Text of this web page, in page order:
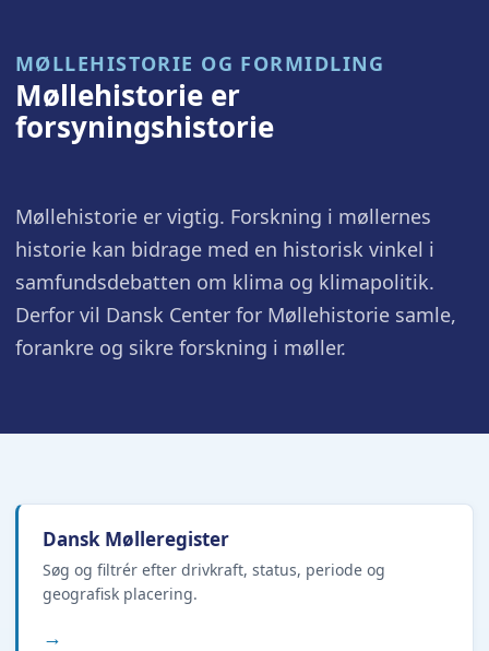
MØLLEHISTORIE OG FORMIDLING
Møllehistorie er
forsyningshistorie
Møllehistorie er vigtig. Forskning i møllernes
historie kan bidrage med en historisk vinkel i
samfundsdebatten om klima og klimapolitik.
Derfor vil Dansk Center for Møllehistorie samle,
forankre og sikre forskning i møller.
Dansk Mølleregister
Søg og filtrér efter drivkraft, status, periode og
geografisk placering.
→